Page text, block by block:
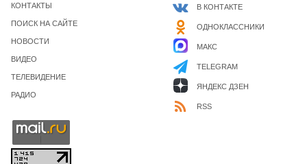
КОНТАКТЫ
ПОИСК НА САЙТЕ
НОВОСТИ
ВИДЕО
ТЕЛЕВИДЕНИЕ
РАДИО
В КОНТАКТЕ
ОДНОКЛАССНИКИ
МАКС
TELEGRAM
ЯНДЕКС ДЗЕН
RSS